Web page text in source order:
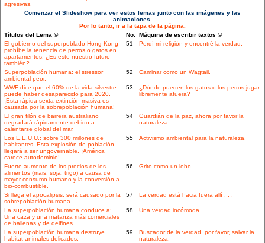
agresivas.
Comenzar el Slideshow para ver estos lemas junto con las imágenes y las
animaciones.
Por lo tanto, ir a la tapa de la página.
Títulos del Lema ©
No. Máquina de escribir textos ©
El gobierno del superpoblado Hong Kong
prohíbe la tenencia de perros o gatos en
apartamentos. ¿Es este nuestro futuro
también?
51 Perdí mi religión y encontré la verdad.
Superpoblación humana: el stressor
ambiental peor.
52 Caminar como un Wagtail.
WWF dice que el 60% de la vida silvestre
puede haber desaparecido para 2020.
¡Esta rápida sexta extinción masiva es
causada por la sobrepoblación humana!
53
¿Dónde pueden los gatos o los perros jugar
libremente afuera?
El gran filón de barrera australiano
degradará rápidamente debido a
calentarse global del mar.
54
Guardián de la paz, ahora por favor la
naturaleza.
Los E.E.U.U.: sobre 300 millones de
habitantes. Esta explosión de población
llegará a ser ungovernable. ¡América
carece autodominio!
55 Activismo ambiental para la naturaleza.
Fuerte aumento de los precios de los
alimentos (mais, soja, trigo) a causa de
mayor consumo humano y la conversión a
bio-combustible.
56 Grito como un lobo.
Si llega el apocalipsis, será causado por la
sobrepoblación humana.
57 La verdad está hacia fuera allí . . .
La superpoblación humana conduce a:
Una caza y una matanza más comerciales
de ballenas y de delfines.
58 Una verdad incómoda.
La superpoblación humana destruye
habitat animales delicados.
59
Buscador de la verdad, por favor, salvar la
naturaleza.